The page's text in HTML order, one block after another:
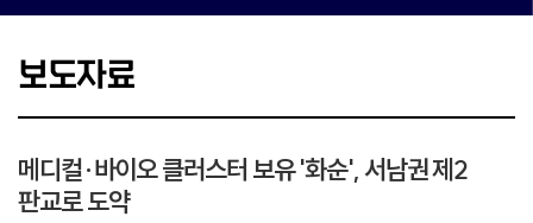
보도자료
메디컬·바이오 클러스터 보유 '화순', 서남권 제2
판교로 도약